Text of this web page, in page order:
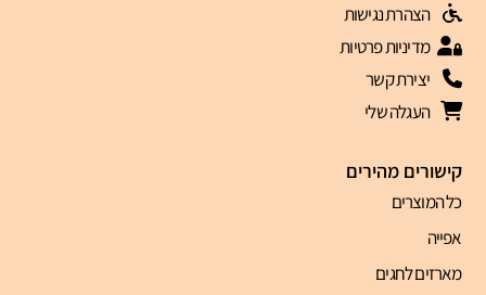
קישורים מהירים
כל המוצרים
אפייה
מארזים לחגים
הצהרת נגישות
מדיניות פרטיות
יצירת קשר
העגלה שלי